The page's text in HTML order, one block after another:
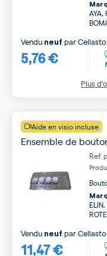
AYA,
5,76 €
Vendu neuf par
Plus
Aide en visio incluse
Ensemble de
Ref.
11,47 €
Vendu neuf par